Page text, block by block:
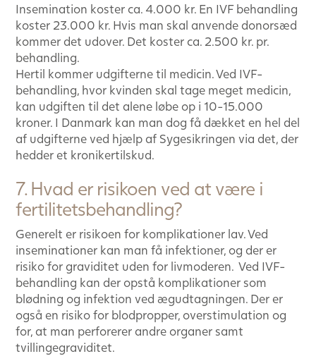
Insemination koster ca. 4.000 kr. En IVF behandling
koster 23.000 kr. Hvis man skal anvende donorsæd
kommer det udover. Det koster ca. 2.500 kr. pr.
behandling.
Hertil kommer udgifterne til medicin. Ved IVF-
behandling, hvor kvinden skal tage meget medicin,
kan udgiften til det alene løbe op i 10-15.000
kroner. I Danmark kan man dog få dækket en hel del
af udgifterne ved hjælp af Sygesikringen via det, der
hedder et kronikertilskud.
7. Hvad er risikoen ved at være i
fertilitetsbehandling?
Generelt er risikoen for komplikationer lav. Ved
inseminationer kan man få infektioner, og der er
risiko for graviditet uden for livmoderen. Ved IVF-
behandling kan der opstå komplikationer som
blødning og infektion ved ægudtagningen. Der er
også en risiko for blodpropper, overstimulation og
for, at man perforerer andre organer samt
tvillingegraviditet.